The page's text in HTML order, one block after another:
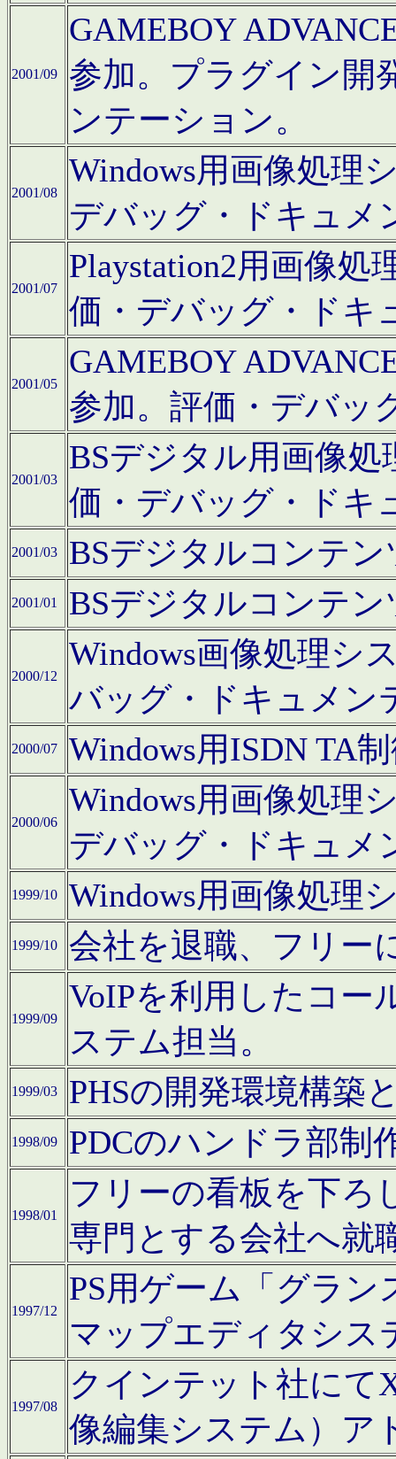
2001/09
GAMEBOY
参加。プラグイン開
ンテーション。
2001/08
Windows用画像処理
デバッグ・ドキュメ
2001/07
Playstation2用画像
価・デバッグ・ドキ
2001/05
GAMEBOY
参加。評価・デバッ
2001/03
BSデジタル用画像
価・デバッグ・ドキ
2001/03 BSデジタルコンテ
2001/01 BSデジタルコンテ
2000/12
Windows画像処理シ
バッグ・ドキュメン
2000/07 Windows用ISDN TA
2000/06
Windows用画像処理
デバッグ・ドキュメ
1999/10 Windows用画像処理
1999/10 会社を退職、フリー
1999/09
VoIPを利用したコー
ステム担当。
1999/03 PHSの開発環境構築
1998/09 PDCのハンドラ部制
1998/01
フリーの看板を下ろ
専門とする会社へ就
1997/12
PS用ゲーム「グラン
マップエディタシス
1997/08
クインテット社にて
像編集システム）ア